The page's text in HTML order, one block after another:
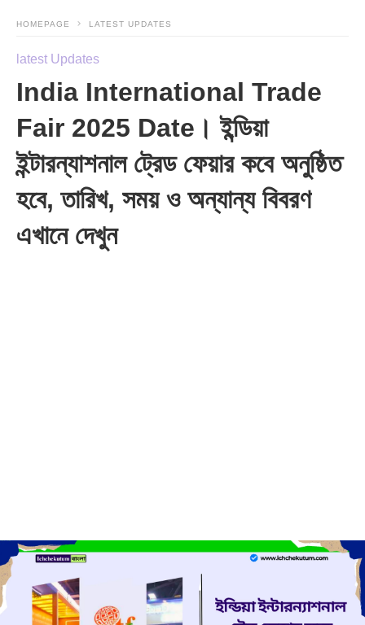
HOMEPAGE LATEST UPDATES
latest Updates
India International Trade
Fair 2025 Date। ইন্ডিয়া
ইন্টারন্যাশনাল ট্রেড ফেয়ার কবে অনুষ্ঠিত
হবে, তারিখ, সময় ও অন্যান্য বিবরণ
এখানে দেখুন